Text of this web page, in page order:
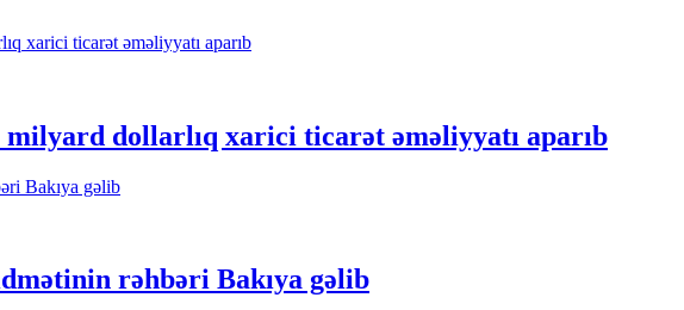
dollarlıq xarici ticarət əməliyyatı aparıb
rəhbəri Bakıya gəlib